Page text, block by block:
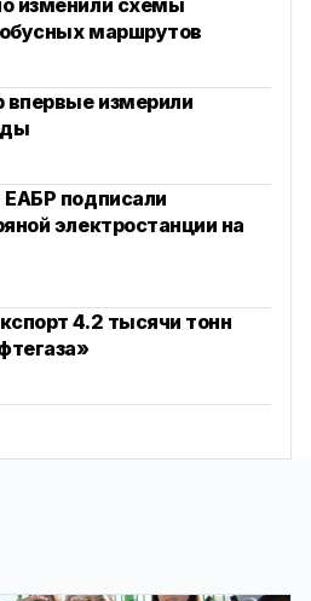
маршрутов
впервые измерили
подписали
электростанции на
4.2 тысячи тонн